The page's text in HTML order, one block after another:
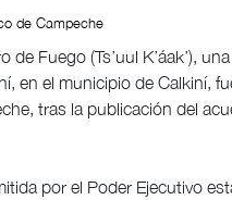
de Campeche
de Fuego (Ts’uul K’áak’),
en el municipio de Calkiní,
tras la publicación del
por el Poder Ejecutivo